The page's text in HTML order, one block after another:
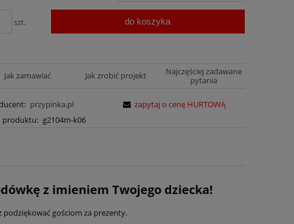
szt. do koszyka
Jak zamawiać Jak zrobić projekt
Najczęściej zadawane
pytania
przypinka.pl
produktu: g2104m-k06
zapytaj o cenę HURTOWĄ
z imieniem Twojego dziecka!
gościom za prezenty.